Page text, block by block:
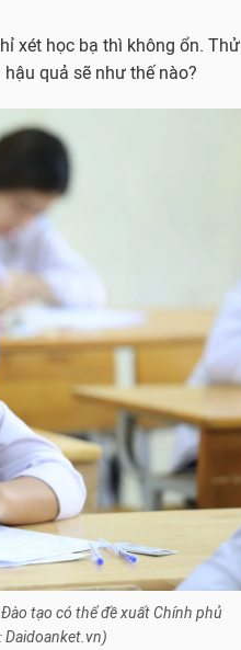
xét học bạ thì không ổn. Thử
quả sẽ như thế nào?
tạo có thể đề xuất Chính phủ
Daidoanket.vn)